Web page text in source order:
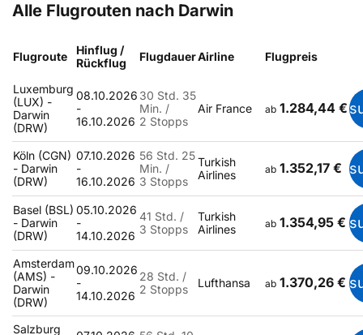
Alle Flugrouten nach Darwin
Flugroute
Hinflug /
Rückflug
FlugdauerAirline Flugpreis
Luxemburg
(LUX) -
Darwin
(DRW)
08.10.2026
-
16.10.2026
30 Std. 35
Min. /
2 Stopps
Air France ab 1.284,44 €
Köln (CGN)
- Darwin
(DRW)
07.10.2026
-
16.10.2026
56 Std. 25
Min. /
3 Stopps
Turkish
Airlines
ab 1.352,17 €
Basel (BSL)
- Darwin
(DRW)
05.10.2026
-
14.10.2026
41 Std. /
3 Stopps
Turkish
Airlines
ab 1.354,95 €
Amsterdam
(AMS) -
Darwin
(DRW)
09.10.2026
-
14.10.2026
28 Std. /
2 Stopps
Lufthansa ab 1.370,26 €
Salzburg